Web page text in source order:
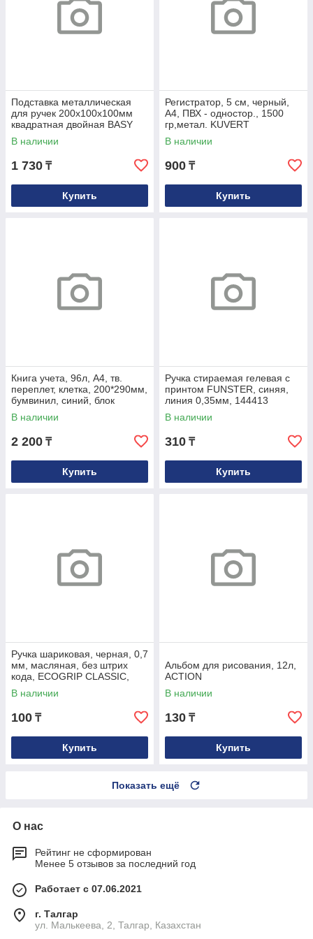
Подставка металлическая
для ручек 200х100х100мм
квадратная двойная BASY
В наличии
1 730 ₸
Купить
Регистратор, 5 см, черный,
А4, ПВХ - одностор., 1500
гр,метал. KUVERT
В наличии
900 ₸
Купить
Книга учета, 96л, А4, тв.
переплет, клетка, 200*290мм,
бумвинил, синий, блок
офсетный
В наличии
2 200 ₸
Купить
Ручка стираемая гелевая с
принтом FUNSTER, синяя,
линия 0,35мм, 144413
В наличии
310 ₸
Купить
Ручка шариковая, черная, 0,7
мм, масляная, без штрих
кода, ECOGRIP CLASSIC,
Индия
В наличии
100 ₸
Купить
Альбом для рисования, 12л,
ACTION
В наличии
130 ₸
Купить
Показать ещё
О нас
Рейтинг не сформирован
Менее 5 отзывов за последний год
Работает с 07.06.2021
г. Талгар
ул. Малькеева, 2, Талгар, Казахстан